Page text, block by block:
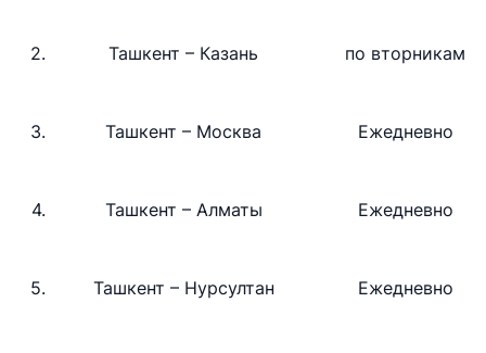
2. Ташкент – Казань по вторникам
3. Ташкент – Москва Ежедневно
4. Ташкент – Алматы Ежедневно
5. Ташкент – Нурсултан Ежедневно